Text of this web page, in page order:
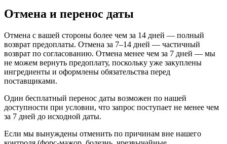
Отмена и перенос даты
Отмена с вашей стороны более чем за 14 дней — полный
возврат предоплаты. Отмена за 7–14 дней — частичный
возврат по согласованию. Отмена менее чем за 7 дней — мы
не можем вернуть предоплату, поскольку уже закуплены
ингредиенты и оформлены обязательства перед
поставщиками.
Один бесплатный перенос даты возможен по нашей
доступности при условии, что запрос поступает не менее чем
за 7 дней до исходной даты.
Если мы вынуждены отменить по причинам вне нашего